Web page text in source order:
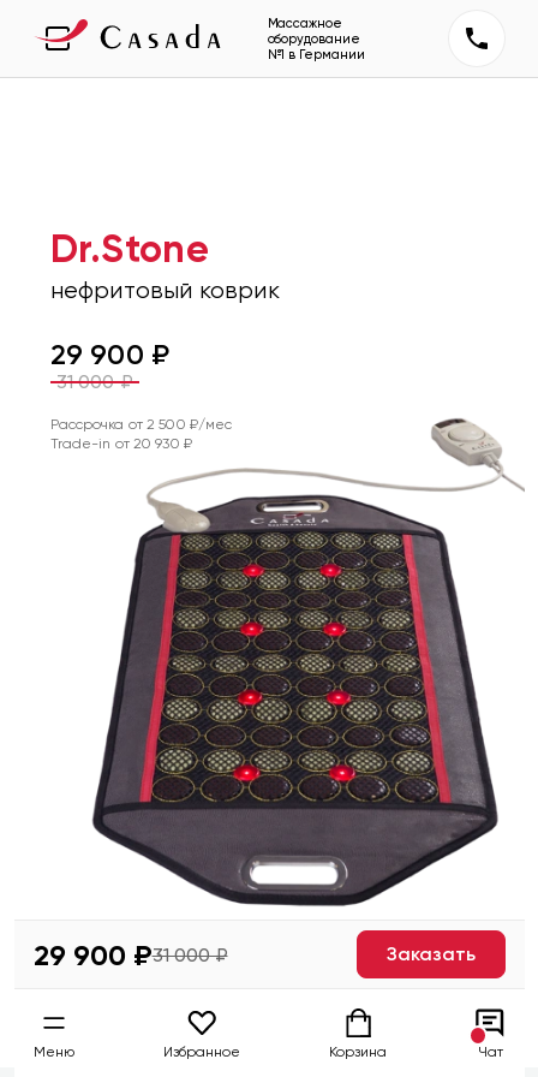
Массажное
оборудование
№1 в Германии
Dr.Stone
нефритовый коврик
29 900 ₽
31 000₽
Рассрочка от2 500 ₽/мес
Trade-in от 20 930 ₽
29 900 ₽31 000 ₽ Заказать
Меню Избранное Корзина Чат